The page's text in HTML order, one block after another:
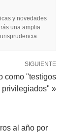
y novedades
una amplia
SIGUIENTE
como "testigos
privilegiados" »
al año por